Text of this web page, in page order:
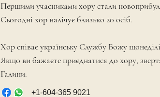
Першими учасниками хору стали
Сьогодні хор налічує близько 20 осіб.
Хор співає українську Службу Божу
Якщо ви бажаєте приєднатися до хору,
Галини:
+1-604-365 9021